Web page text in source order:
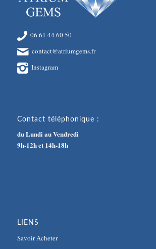
06 61 44 60 50
contact@atriumgems.fr
Instagram
Contact téléphonique :
du Lundi au Vendredi
9h-12h et 14h-18h
LIENS
Savoir Acheter